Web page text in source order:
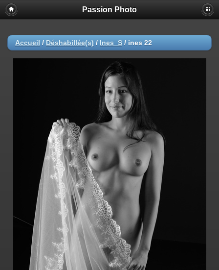
Passion Photo
Accueil / Déshabillée(s) / Ines_S / ines 22